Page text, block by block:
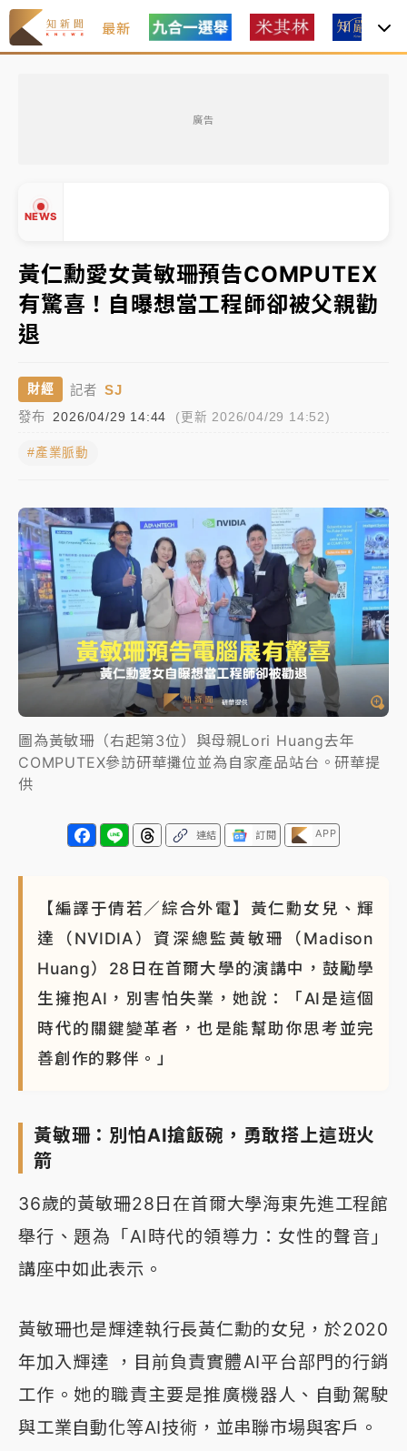
最新
廣告
NEWS
中信慈善基金會想增加董事人數！辜仲諒向法院聲請遭
駁 理由曝光
故宮《龍藏經》特展第2檔！今線上預約開賣一度塞車
周六起展出延長至晚上7時
台東農業處長涉圖利渡假村！東檢抗告成功 今重開羈
押庭
父親節泡湯了！中颱白海豚雨彈轟3天 「紅到發紫」降
雨熱區曝
女律師陳昱瑄詐慈濟10億！黃金158kg遭查扣畫面曝光
及載板皆走弱
中信慈善基金會想增加董事人數！辜仲諒向法院聲請遭
駁 理由曝光
故宮《龍藏經》特展第2檔！今線上預約開賣一度塞車
周六起展出延長至晚上7時
台東農業處長涉圖利渡假村！東檢抗告成功 今重開羈
押庭
雨熱區曝
▼
黃仁勳愛女黃敏珊預告COMPUTEX
有驚喜！自曝想當工程師卻被父親勸
退
財經 記者 SJ
發布 2026/04/29 14:44 (更新 2026/04/29 14:52)
#產業脈動
圖為黃敏珊（右起第3位）與母親Lori Huang去年
COMPUTEX參訪研華攤位並為自家產品站台。研華提
供
連結 訂閱 APP
【編譯于倩若／綜合外電】黃仁勳女兒、輝
達（NVIDIA）資深總監黃敏珊（Madison
Huang）28日在首爾大學的演講中，鼓勵學
生擁抱AI，別害怕失業，她說：「AI是這個
時代的關鍵變革者，也是能幫助你思考並完
善創作的夥伴。」
黃敏珊：別怕AI搶飯碗，勇敢搭上這班火
箭
36歲的黃敏珊28日在首爾大學海東先進工程館
舉行、題為「AI時代的領導力：女性的聲音」
講座中如此表示。
黃敏珊也是輝達執行長黃仁勳的女兒，於2020
年加入輝達 ，目前負責實體AI平台部門的行銷
工作。她的職責主要是推廣機器人、自動駕駛
與工業自動化等AI技術，並串聯市場與客戶。